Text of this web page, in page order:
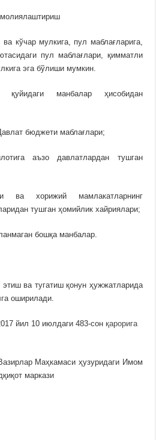
кўчар мулкига, пул маблағларига,
пул маблағлари, қимматли
эга бўлиши мумкин.
манбалар ҳисобидан
бюджети маблағлари;
аъзо давлатлардан тушган
ва хорижий мамлакатларнинг
тушган ҳомийлик хайриялари;
бошқа манбалар.
ва тугатиш қонун ҳужжатларида
оширилади.
йил 10 июлдаги 483-сонқарорига
Маҳкамаси ҳузуридаги Имом
маркази